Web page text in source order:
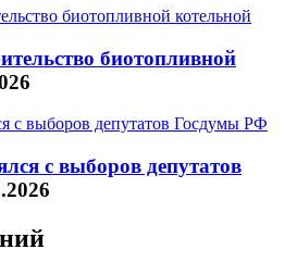
биотопливной
с выборов депутатов